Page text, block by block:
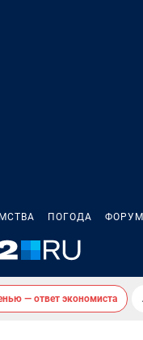
ПОГОДА ФОРУМ
— ответ экономиста